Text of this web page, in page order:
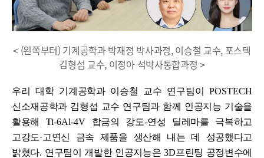
< (왼쪽부터) 기계공학과 박재정 박사과정, 이승철 교수, 포스텍
김형섭 교수, 이정아 석박사통합과정 >
우리 대학 기계공학과 이승철 교수 연구팀이 POSTECH
신소재공학과 김형섭 교수 연구팀과 함께 인공지능 기술을
활용해 Ti-6Al-4V 합금의 강도-연성 딜레마를 극복하고
고강도·고연신 금속 제품을 생산해 내는 데 성공했다고
밝혔다. 연구팀이 개발한 인공지능은 3D프린팅 공정변수에